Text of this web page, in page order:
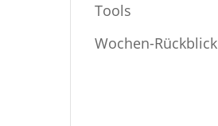
Tools
Wochen-Rückblick